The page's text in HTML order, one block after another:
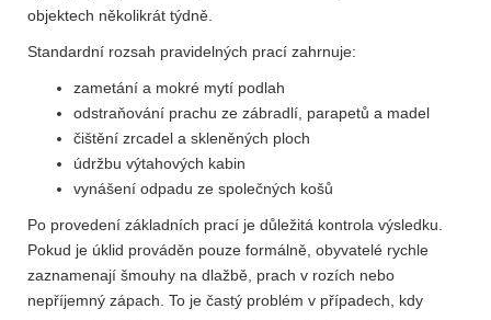
objektech několikrát týdně.
Standardní rozsah pravidelných prací zahrnuje:
zametání a mokré mytí podlah
odstraňování prachu ze zábradlí, parapetů a madel
čištění zrcadel a skleněných ploch
údržbu výtahových kabin
vynášení odpadu ze společných košů
Po provedení základních prací je důležitá kontrola výsledku.
Pokud je úklid prováděn pouze formálně, obyvatelé rychle
zaznamenají šmouhy na dlažbě, prach v rozích nebo
nepříjemný zápach. To je častý problém v případech, kdy